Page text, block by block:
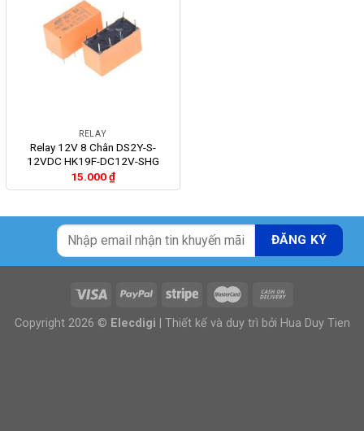
RELAY
Relay 12V 8 Chân DS2Y-S-
12VDC HK19F-DC12V-SHG
15.000₫
Copyright 2026 © Elecdigi | Thiết kế và duy trì bởi Hua Duy Tien